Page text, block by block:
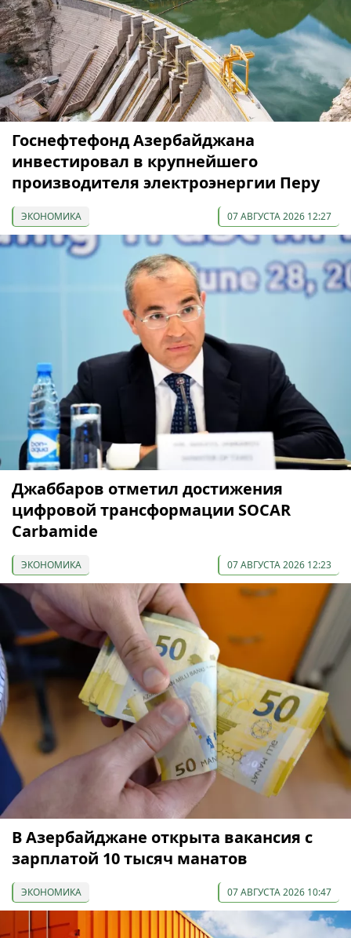
Госнефтефонд Азербайджана
инвестировал в крупнейшего
производителя электроэнергии Перу
ЭКОНОМИКА 07 АВГУСТА 2026 12:27
Джаббаров отметил достижения
цифровой трансформации SOCAR
Carbamide
ЭКОНОМИКА 07 АВГУСТА 2026 12:23
В Азербайджане открыта вакансия с
зарплатой 10 тысяч манатов
ЭКОНОМИКА 07 АВГУСТА 2026 10:47